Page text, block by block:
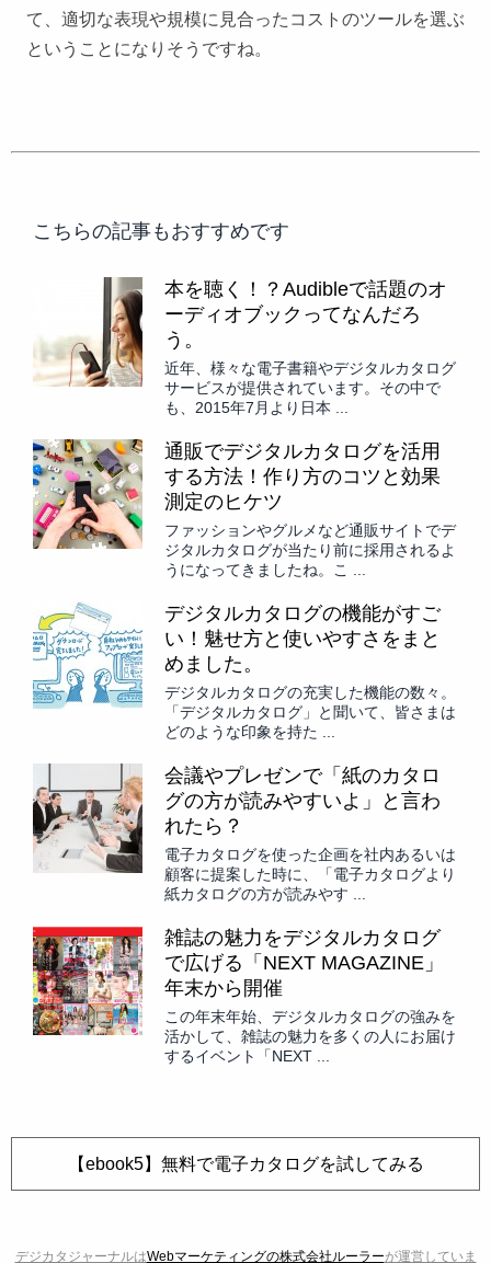
て、適切な表現や規模に見合ったコストのツールを選ぶ
ということになりそうですね。
こちらの記事もおすすめです
本を聴く！？Audibleで話題のオ
ーディオブックってなんだろ
う。
近年、様々な電子書籍やデジタルカタログ
サービスが提供されています。その中で
も、2015年7月より日本 ...
通販でデジタルカタログを活用
する方法！作り方のコツと効果
測定のヒケツ
ファッションやグルメなど通販サイトでデ
ジタルカタログが当たり前に採用されるよ
うになってきましたね。こ ...
デジタルカタログの機能がすご
い！魅せ方と使いやすさをまと
めました。
デジタルカタログの充実した機能の数々。
「デジタルカタログ」と聞いて、皆さまは
どのような印象を持た ...
会議やプレゼンで「紙のカタロ
グの方が読みやすいよ」と言わ
れたら？
電子カタログを使った企画を社内あるいは
顧客に提案した時に、「電子カタログより
紙カタログの方が読みやす ...
雑誌の魅力をデジタルカタログ
で広げる「NEXT MAGAZINE」
年末から開催
この年末年始、デジタルカタログの強みを
活かして、雑誌の魅力を多くの人にお届け
するイベント「NEXT ...
【ebook5】無料で電子カタログを試してみる
デジカタジャーナルはWebマーケティングの株式会社ルーラーが運営していま